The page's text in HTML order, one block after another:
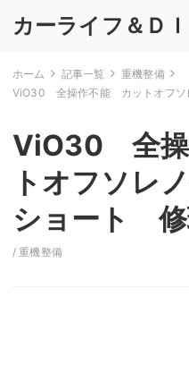
カーライフ＆Ｄ
ホーム 記事一覧
重機整備
ViO30 全操作不能 カットオフソ
ViO30 全
トオフソレ
ショート
/重機整備